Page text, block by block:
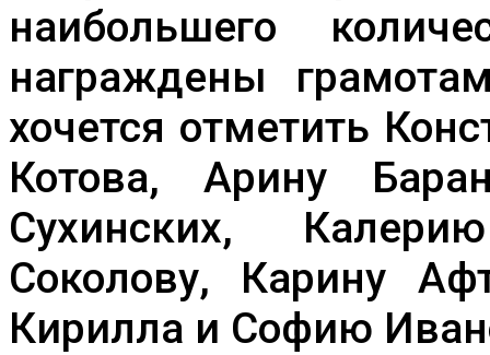
наибольшего
награждены
хочется отметить
Котова, Арину
Сухинских,
Соколову, Карину
Кирилла и Софию